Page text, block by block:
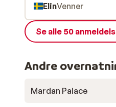
ElinVenner
Se alle 50
Andre
Mardan Palace